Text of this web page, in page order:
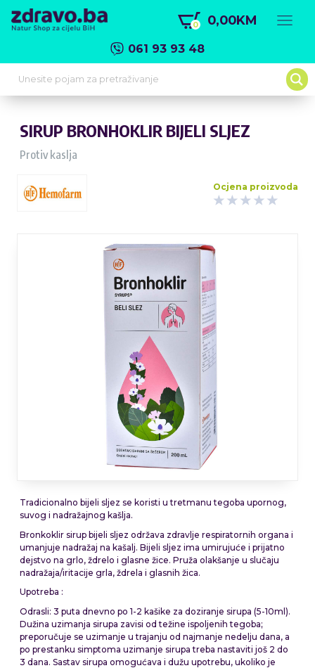
0 0,00KM
061 93 93 48
SIRUP BRONHOKLIR BIJELI SLJEZ
Protiv kaslja
Ocjena proizvoda
Tradicionalno bijeli sljez se koristi u tretmanu tegoba upornog,
suvog i nadražajnog kašlja.
Bronkoklir sirup bijeli sljez održava zdravlje respiratornih organa i
umanjuje nadražaj na kašalj. Bijeli sljez ima umirujuće i prijatno
dejstvo na grlo, ždrelo i glasne žice. Pruža olakšanje u slučaju
nadražaja/iritacije grla, ždrela i glasnih žica.
Upotreba :
Odrasli: 3 puta dnevno po 1-2 kašike za doziranje sirupa (5-10ml).
Dužina uzimanja sirupa zavisi od težine ispoljenih tegoba;
preporučuje se uzimanje u trajanju od najmanje nedelju dana, a
po prestanku simptoma uzimanje sirupa treba nastaviti još 2 do
3 dana. Sastav sirupa omogućava i dužu upotrebu, ukoliko je